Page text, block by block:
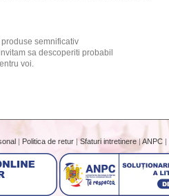
semnificativ
sa descoperiti probabil
voi.
| Politica de retur |Sfaturi intretinere|ANPC |